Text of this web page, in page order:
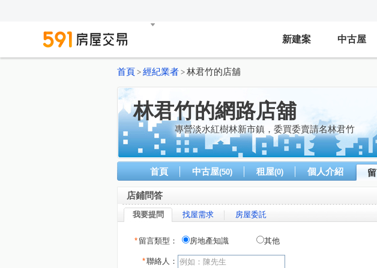
新建案 中古屋
首頁 > 經紀業者 > 林君竹的店舖
林君竹的網路店舖
專營淡水紅樹林新市鎮，委買委賣請名林君竹
首頁 中古屋(50) 租屋(0) 個人介紹
店鋪問答
我要提問 找屋需求 房屋委託
* 留言類型： 房地產知識 其他
*聯絡人：